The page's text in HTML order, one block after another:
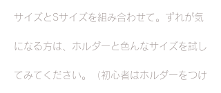
サイズとSサイズを組み合わせて。ずれが気
になる方は、ホルダーと色んなサイズを試し
てみてください。（初心者はホルダーをつけ